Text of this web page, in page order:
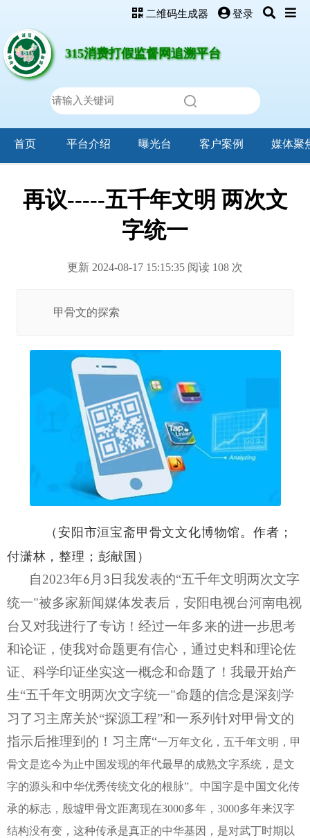
315消费打假监督网追溯平台
二维码生成器 登录
首页 平台介绍 曝光台 客户案例 媒体聚
再议-----五千年文明 两次文
字统一
更新 2024-08-17 15:15:35 阅读 108 次
甲骨文的探索
（安阳市洹宝斋甲骨文文化博物馆。作者；
付潇林，整理；彭献国）
自2023年6 月 3 日我发表的“五千年文明两次文字
统一"被多家新闻媒体发表后，安阳电视台河南电视
台又对我进行了专访！经过一年多来的进一步思考
和论证，使我对命题更有信心，通过史料和理论佐
证、科学印证坐实这一概念和命题了！我最开始产
生“五千年文明两次文字统一"命题的信念是深刻学
习了习主席关於“探源工程”和一系列针对甲骨文的
指示后推理到的！习主席“一万年文化，五千年文明，甲
骨文是迄今为止中国发现的年代最早的成熟文字系统，是文
字的源头和中华优秀传统文化的根脉”。中国字是中国文化传
承的标志，殷墟甲骨文距离现在3000多年，3000多年来汉字
结构没有变，这种传承是真正的中华基因，是对武丁时期以